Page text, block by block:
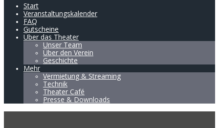
Start
Veranstaltungskalender
FAQ
Gutscheine
Über das Theater
Unser Team
Über den Verein
Geschichte
Mehr
Vermietung & Streaming
Technik
Theater Café
Presse & Downloads